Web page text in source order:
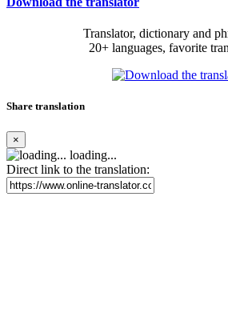
Translator, dictionary and
20+ languages, favorite
Share translation
×
loading...
Direct link to the translation: